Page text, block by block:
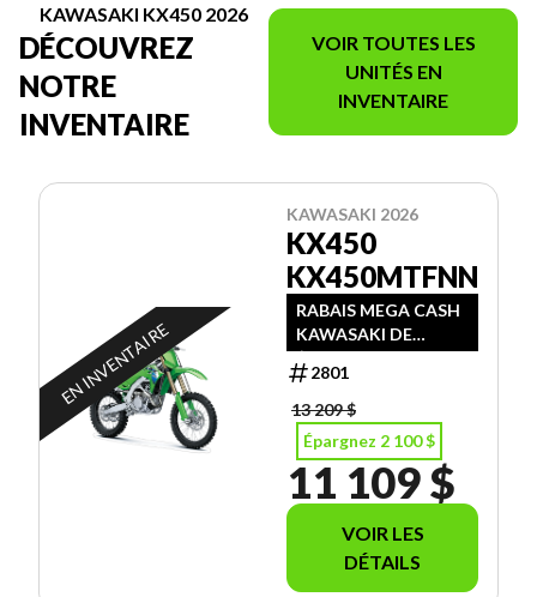
KAWASAKI KX450 2026
DÉCOUVREZ
NOTRE
INVENTAIRE
VOIR TOUTES LES
UNITÉS EN
INVENTAIRE
EN INVENTAIRE
KAWASAKI 2026
KX450
KX450MTFNN
RABAIS MEGA CASH
KAWASAKI DE
$1500.00 + RABAIS
PROMO D'ÉTÉ
MORIN SPORTS DE
$600.00
2801
13 209 $
Épargnez 2 100 $
11 109 $
VOIR LES
DÉTAILS